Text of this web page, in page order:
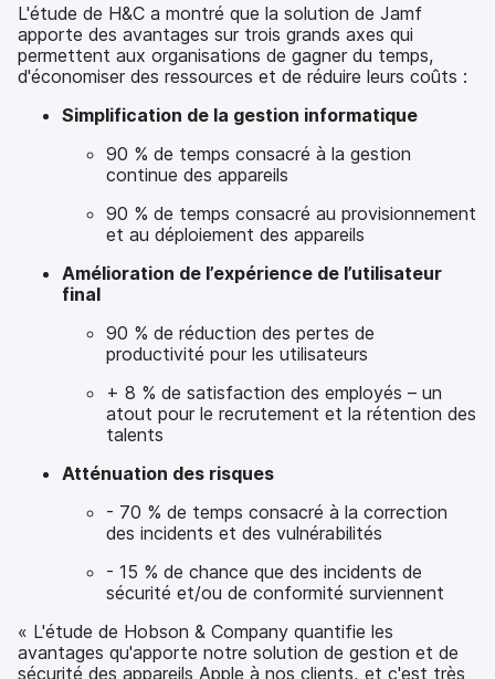
L'étude de H&C a montré que la solution de Jamf
apporte des avantages sur trois grands axes qui
permettent aux organisations de gagner du temps,
d'économiser des ressources et de réduire leurs coûts :
Simplification de la gestion informatique
90 % de temps consacré à la gestion
continue des appareils
90 % de temps consacré au provisionnement
et au déploiement des appareils
Amélioration de l’expérience de l’utilisateur
final
90 % de réduction des pertes de
productivité pour les utilisateurs
+ 8 % de satisfaction des employés – un
atout pour le recrutement et la rétention des
talents
Atténuation des risques
- 70 % de temps consacré à la correction
des incidents et des vulnérabilités
- 15 % de chance que des incidents de
sécurité et/ou de conformité surviennent
« L'étude de Hobson & Company quantifie les
avantages qu'apporte notre solution de gestion et de
sécurité des appareils Apple à nos clients, et c'est très